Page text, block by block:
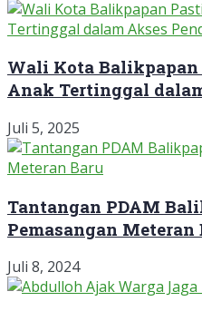
Wali Kota
Anak Tertinggal
Juli 5, 2025
Tantangan PDAM
Pemasangan Meteran
Juli 8, 2024